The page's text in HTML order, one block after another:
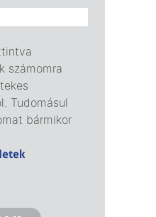
számomra
Tudomásul
bármikor